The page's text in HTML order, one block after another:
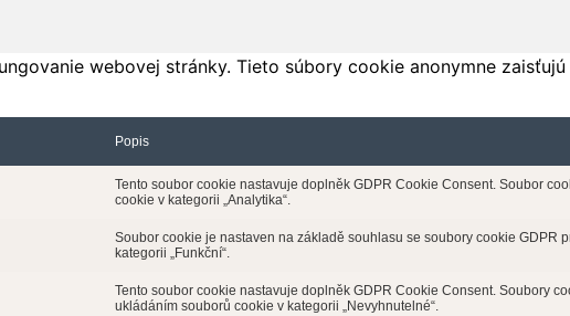
webovej stránky. Tieto súbory cookie anonymne
Popis
Tento soubor cookie nastavuje doplněk GDPR Cookie Consent. Soubor
cookie v kategorii „Analytika“.
Soubor cookie je nastaven na základě souhlasu se soubory cookie GDPR
kategorii „Funkční“.
Tento soubor cookie nastavuje doplněk GDPR Cookie Consent. Soubory
ukládáním souborů cookie v kategorii „Nevyhnutelné“.